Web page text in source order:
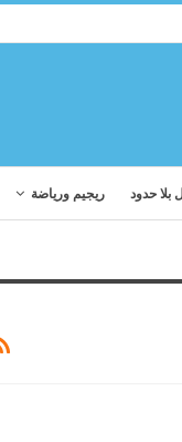
بلا حدود ريجيم ورياضة